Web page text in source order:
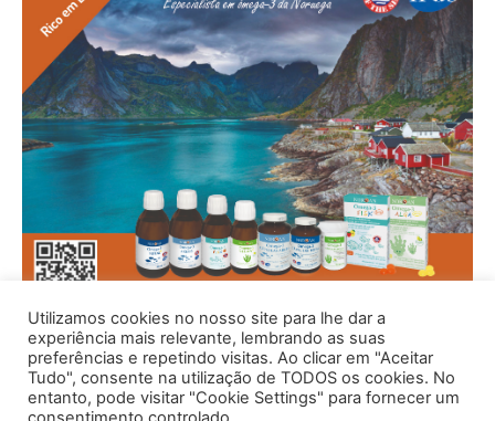
Utilizamos cookies no nosso site para lhe dar a
experiência mais relevante, lembrando as suas
preferências e repetindo visitas. Ao clicar em "Aceitar
Tudo", consente na utilização de TODOS os cookies. No
entanto, pode visitar "Cookie Settings" para fornecer um